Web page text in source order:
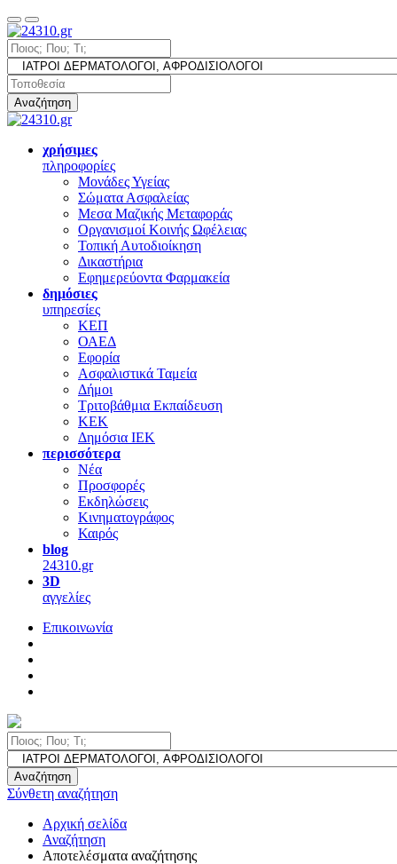
Αναζήτηση
χρήσιμες
πληροφορίες
Μονάδες Υγείας
Σώματα Ασφαλείας
Μεσα Μαζικής Μεταφοράς
Οργανισμοί Κοινής Ωφέλειας
Τοπική Αυτοδιοίκηση
Δικαστήρια
Εφημερεύοντα Φαρμακεία
δημόσιες
υπηρεσίες
ΚΕΠ
ΟΑΕΔ
Εφορία
Ασφαλιστικά Ταμεία
Δήμοι
Τριτοβάθμια Εκπαίδευση
ΚΕΚ
Δημόσια ΙΕΚ
περισσότερα
Νέα
Προσφορές
Εκδηλώσεις
Κινηματογράφος
Καιρός
blog
24310.gr
3D
αγγελίες
Επικοινωνία
Αναζήτηση
Σύνθετη αναζήτηση
Αρχική σελίδα
Αναζήτηση
Αποτελέσματα αναζήτησης